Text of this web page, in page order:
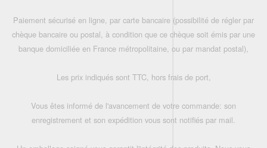
Paiement sécurisé en ligne, par carte bancaire (possibilité de régler par
chèque bancaire ou postal, à condition que ce chèque soit émis par une
banque domiciliée en France métropolitaine, ou par mandat postal),
Les prix indiqués sont TTC, hors frais de port,
Vous êtes informé de l'avancement de votre commande: son
enregistrement et son expédition vous sont notifiés par mail.